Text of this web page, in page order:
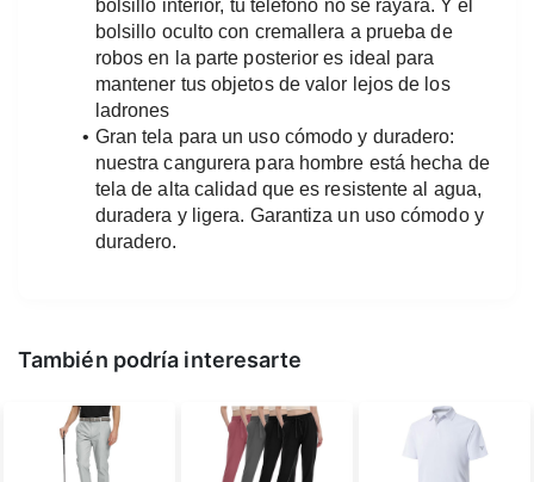
bolsillo interior, tu teléfono no se rayará. Y el
bolsillo oculto con cremallera a prueba de
robos en la parte posterior es ideal para
mantener tus objetos de valor lejos de los
ladrones
Gran tela para un uso cómodo y duradero:
nuestra cangurera para hombre está hecha de
tela de alta calidad que es resistente al agua,
duradera y ligera. Garantiza un uso cómodo y
duradero.
También podría interesarte